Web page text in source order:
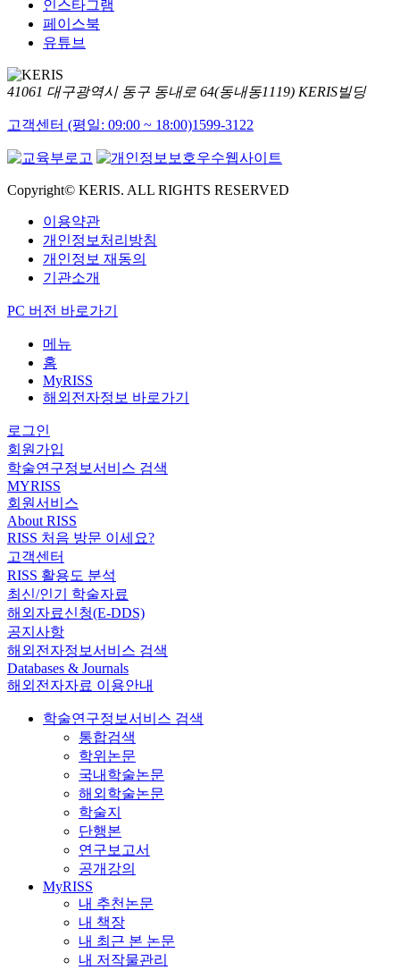
인스타그램
페이스북
유튜브
41061 대구광역시 동구 동내로 64(동내동1119) KERIS빌딩
고객센터 (평일: 09:00 ~ 18:00)1599-3122
Copyright© KERIS. ALL RIGHTS RESERVED
이용약관
개인정보처리방침
개인정보 재동의
기관소개
PC 버전 바로가기
메뉴
홈
MyRISS
해외전자정보 바로가기
로그인
회원가입
학술연구정보서비스 검색
MYRISS
회원서비스
About RISS
RISS 처음 방문 이세요?
고객센터
RISS 활용도 분석
최신/인기 학술자료
해외자료신청(E-DDS)
공지사항
해외전자정보서비스 검색
Databases & Journals
해외전자자료 이용안내
학술연구정보서비스 검색
통합검색
학위논문
국내학술논문
해외학술논문
학술지
단행본
연구보고서
공개강의
MyRISS
내 추천논문
내 책장
내 최근 본 논문
내 저작물관리